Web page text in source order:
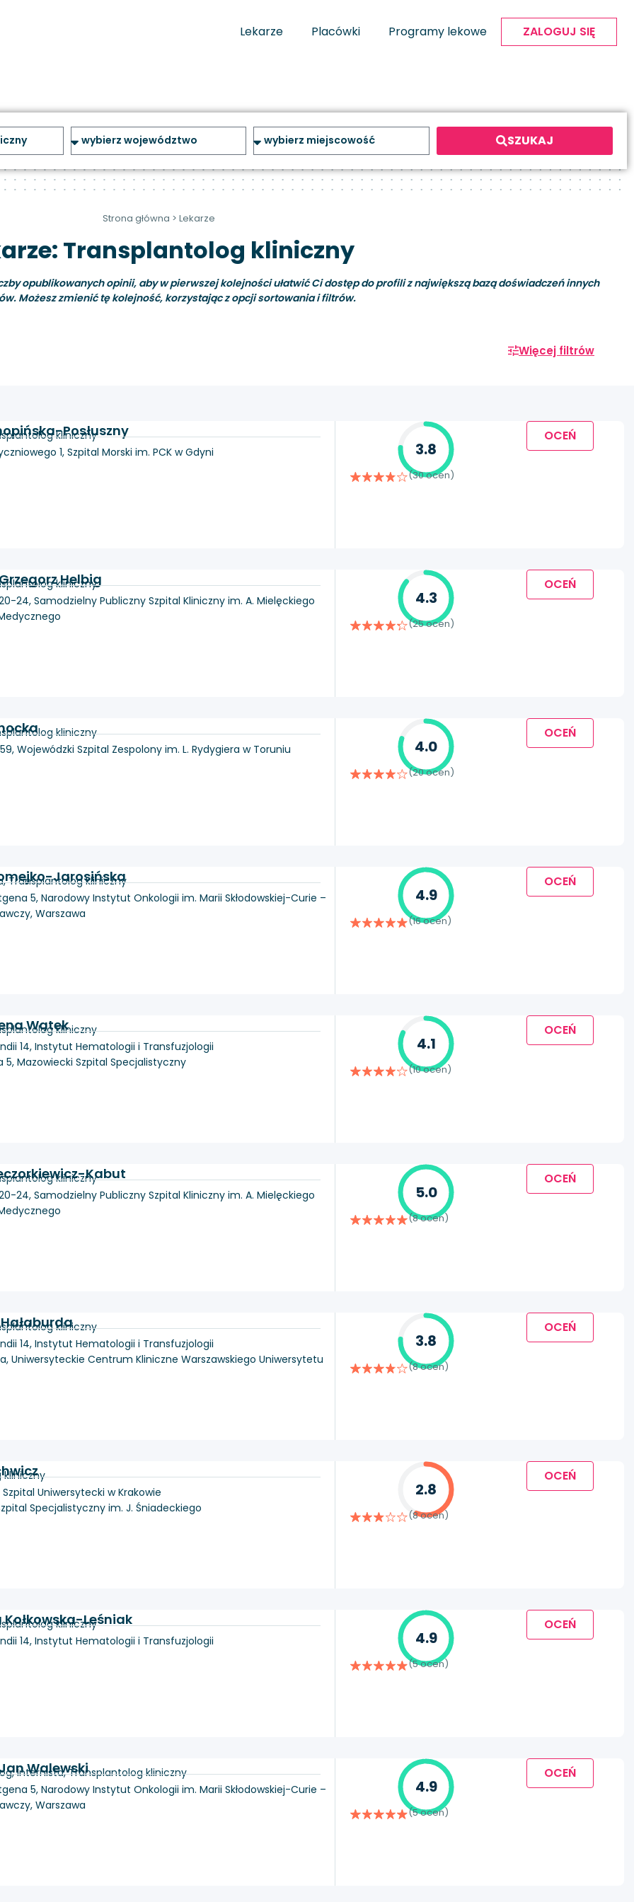
Lekarze Placówki Programy lekowe ZALOGUJ SIĘ
SZUKAJ
Strona główna > Lekarze
Transplantolog kliniczny
opublikowanych opinii, aby w pierwszej kolejności ułatwić Ci dostęp do profili z największą bazą doświadczeń innych
Możesz zmienić tę kolejność, korzystając z opcji sortowania i filtrów.
Więcej filtrów
Posłuszny
kliniczny
1, Szpital Morski im. PCK w Gdyni
3.8
(30 ocen)
OCEŃ
Helbig
kliniczny
24, Samodzielny Publiczny Szpital Kliniczny im. A. Mielęckiego
4.3
(25 ocen)
OCEŃ
kliniczny
Wojewódzki Szpital Zespolony im. L. Rydygiera w Toruniu
4.0
(20 ocen)
OCEŃ
Jarosińska
Transplantolog kliniczny
5, Narodowy Instytut Onkologii im. Marii Skłodowskiej-Curie –
Warszawa
4.9
(16 ocen)
OCEŃ
Wątekkliniczny
14, Instytut Hematologii i Transfuzjologii
5, Mazowiecki Szpital Specjalistyczny
4.1
(10 ocen)
OCEŃ
Kabut
kliniczny
24, Samodzielny Publiczny Szpital Kliniczny im. A. Mielęckiego
5.0
(8 ocen)
OCEŃ
kliniczny
14, Instytut Hematologii i Transfuzjologii
Uniwersyteckie Centrum Kliniczne Warszawskiego Uniwersytetu
3.8
(8 ocen)
OCEŃ
kliniczny
Uniwersytecki w Krakowie
Specjalistyczny im. J. Śniadeckiego
2.8
(8 ocen)
OCEŃ
Leśniak
kliniczny
14, Instytut Hematologii i Transfuzjologii
4.9
(5 ocen)
OCEŃ
Walewski
Internista, Transplantolog kliniczny
5, Narodowy Instytut Onkologii im. Marii Skłodowskiej-Curie –
Warszawa
4.9
(5 ocen)
OCEŃ